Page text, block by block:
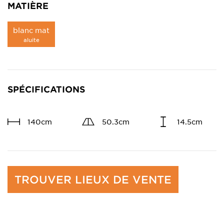
MATIÈRE
blanc mat
aluite
SPÉCIFICATIONS
140cm 50.3cm 14.5cm
TROUVER LIEUX DE VENTE